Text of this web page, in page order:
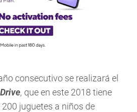
consecutivo se realizará el
, que en este 2018 tiene
juguetes a niños de